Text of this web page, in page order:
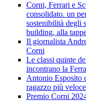
Corni, Ferrari e
consolidato. un
sostenibilità degli
building, alla
Il giornalista
Corni
Le classi quinte
incontrano la
Antonio Esposito
ragazzo più
Premio Corni